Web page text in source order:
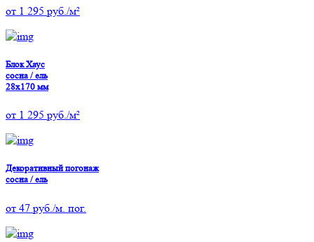
от 1 295 руб./м²
Блок Хаус
сосна / ель
28х170 мм
от 1 295 руб./м²
Декоративный погонаж
сосна / ель
от 47 руб./м. пог.